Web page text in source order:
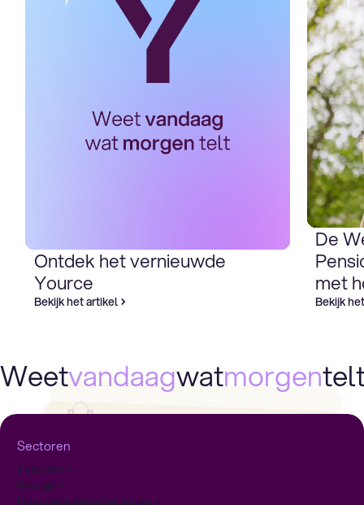
Dagelijks klantcontact en
service
Flexibele ondersteuning
Ontdek het vernieuwde
Yource
Bekijk het artikel
De
met
Bekijk
Weetvandaagwatmorgen
Sectoren
Telecom
Energie
Financiële dienstverlening